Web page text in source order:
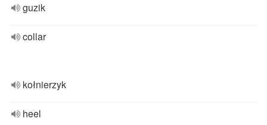
guzik
collar
kołnierzyk
heel